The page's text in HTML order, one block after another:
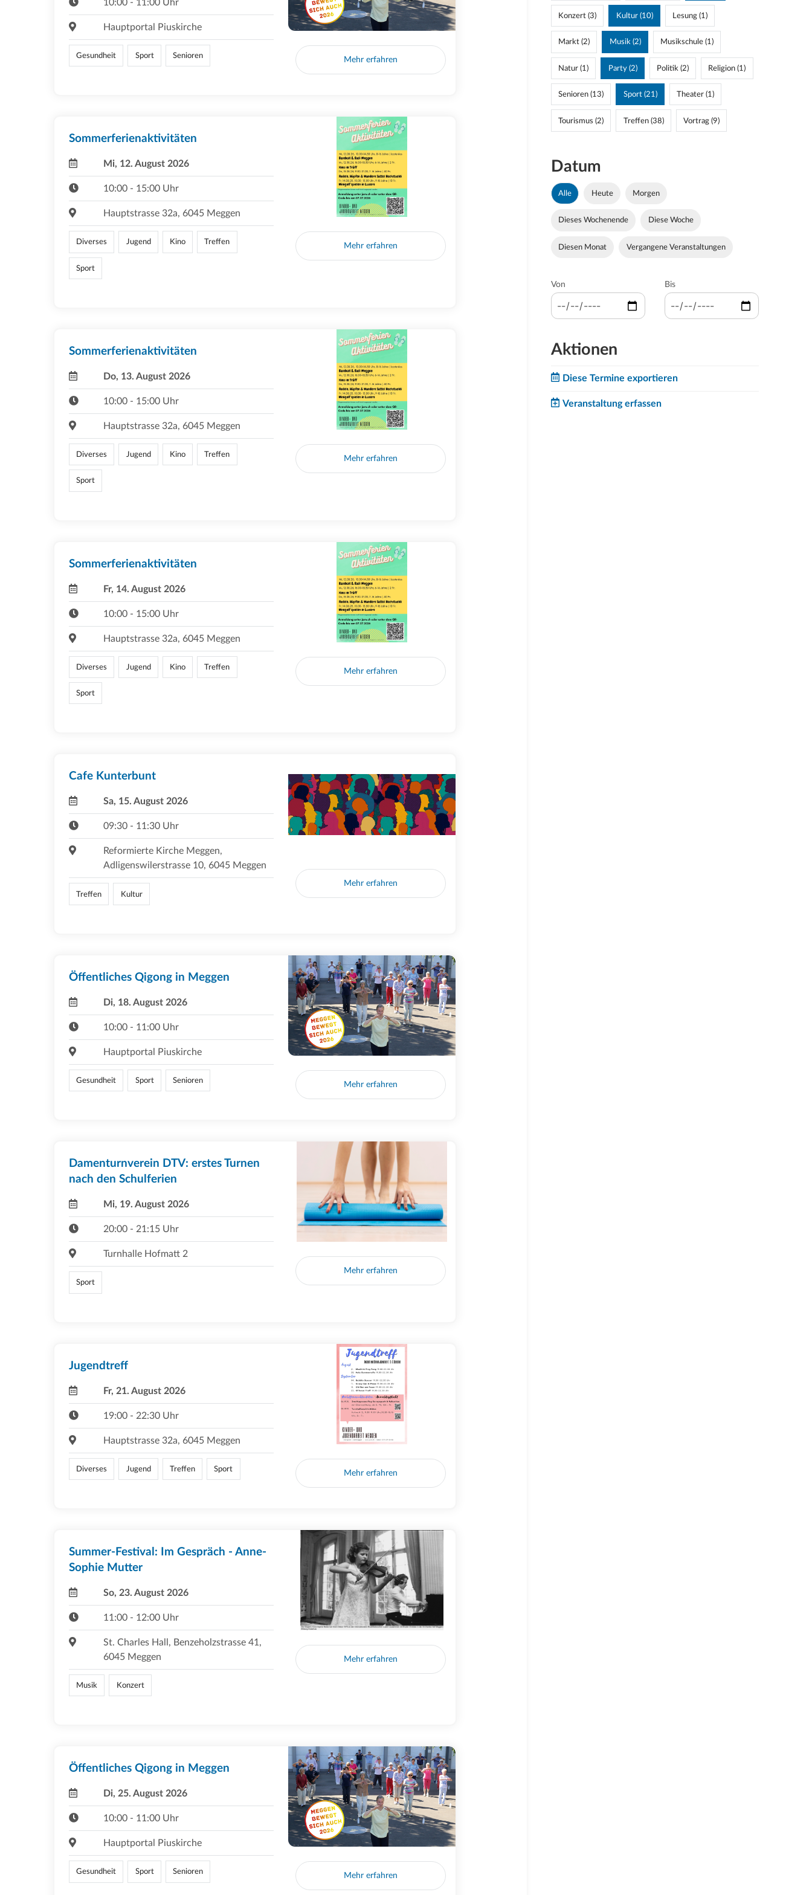
10:00 - 11:00 Uhr
Hauptportal Piuskirche
Gesundheit Sport Senioren Mehr erfahren
Sommerferienaktivitäten
Mi, 12. August 2026
10:00 - 15:00 Uhr
Hauptstrasse 32a, 6045 Meggen
Diverses Jugend Kino Treffen
Sport
Mehr erfahren
Sommerferienaktivitäten
Do, 13. August 2026
10:00 - 15:00 Uhr
Hauptstrasse 32a, 6045 Meggen
Diverses Jugend Kino Treffen
Sport
Mehr erfahren
Sommerferienaktivitäten
Fr, 14. August 2026
10:00 - 15:00 Uhr
Hauptstrasse 32a, 6045 Meggen
Diverses Jugend Kino Treffen
Sport
Mehr erfahren
Cafe Kunterbunt
Sa, 15. August 2026
09:30 - 11:30 Uhr
Reformierte Kirche Meggen,
Adligenswilerstrasse 10, 6045 Meggen
Treffen Kultur
Mehr erfahren
Öffentliches Qigong in Meggen
Di, 18. August 2026
10:00 - 11:00 Uhr
Hauptportal Piuskirche
Gesundheit Sport Senioren Mehr erfahren
Damenturnverein DTV: erstes Turnen
nach den Schulferien
Mi, 19. August 2026
20:00 - 21:15 Uhr
Turnhalle Hofmatt 2
Sport
Mehr erfahren
Jugendtreff
Fr, 21. August 2026
19:00 - 22:30 Uhr
Hauptstrasse 32a, 6045 Meggen
Diverses Jugend Treffen Sport Mehr erfahren
Summer-Festival: Im Gespräch - Anne-
Sophie Mutter
So, 23. August 2026
11:00 - 12:00 Uhr
St. Charles Hall, Benzeholzstrasse 41,
6045 Meggen
Musik Konzert
Mehr erfahren
Öffentliches Qigong in Meggen
Di, 25. August 2026
10:00 - 11:00 Uhr
Hauptportal Piuskirche
Gesundheit Sport Senioren Mehr erfahren
Konzert (3) Kultur (10) Lesung (1)
Markt (2) Musik (2) Musikschule (1)
Natur (1) Party (2) Politik (2) Religion (1)
Senioren (13) Sport (21) Theater (1)
Tourismus (2) Treffen (38) Vortrag (9)
Datum
Alle Heute Morgen
Dieses Wochenende Diese Woche
Diesen Monat Vergangene Veranstaltungen
Von Bis
Aktionen
Diese Termine exportieren
Veranstaltung erfassen